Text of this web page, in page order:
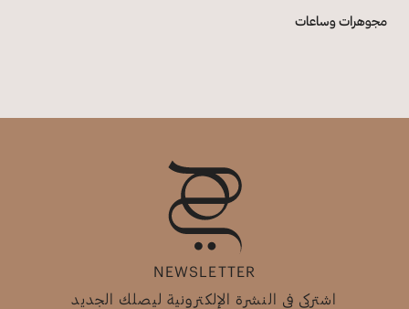
مجوهرات وساعات
NEWSLETTER
اشتركي في النشرة الإلكترونية ليصلك الجديد